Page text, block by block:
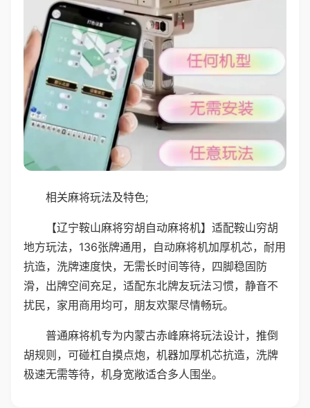
相关麻将玩法及特色;
【辽宁鞍山麻将穷胡自动麻将机】适配鞍山穷胡
地方玩法，136张牌通用，自动麻将机加厚机芯，耐用
抗造，洗牌速度快，无需长时间等待，四脚稳固防
滑，出牌空间充足，适配东北牌友玩法习惯，静音不
扰民，家用商用均可，朋友欢聚尽情畅玩。
普通麻将机专为内蒙古赤峰麻将玩法设计，推倒
胡规则，可碰杠自摸点炮，机器加厚机芯抗造，洗牌
极速无需等待，机身宽敞适合多人围坐。